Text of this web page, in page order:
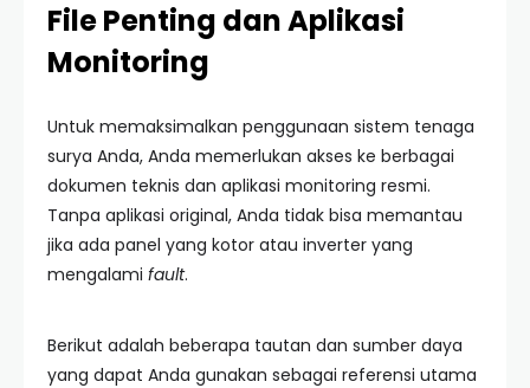
File Penting dan Aplikasi
Monitoring
Untuk memaksimalkan penggunaan sistem tenaga
surya Anda, Anda memerlukan akses ke berbagai
dokumen teknis dan aplikasi monitoring resmi.
Tanpa aplikasi original, Anda tidak bisa memantau
jika ada panel yang kotor atau inverter yang
mengalami fault.
Berikut adalah beberapa tautan dan sumber daya
yang dapat Anda gunakan sebagai referensi utama